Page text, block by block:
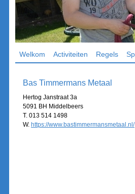
Welkom Activiteiten Regels
Bas Timmermans Metaal
Hertog Janstraat 3a
5091 BH Middelbeers
T. 013 514 1498
W. https://www.bastimmermansmetaal.nl/